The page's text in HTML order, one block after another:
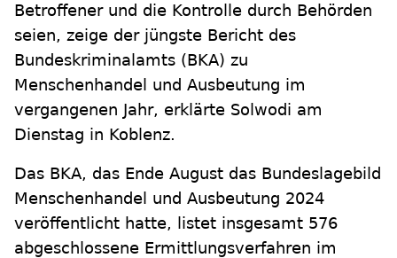
Betroffener und die Kontrolle durch Behörden
seien, zeige der jüngste Bericht des
Bundeskriminalamts (BKA) zu
Menschenhandel und Ausbeutung im
vergangenen Jahr, erklärte Solwodi am
Dienstag in Koblenz.
Das BKA, das Ende August das Bundeslagebild
Menschenhandel und Ausbeutung 2024
veröffentlicht hatte, listet insgesamt 576
abgeschlossene Ermittlungsverfahren im